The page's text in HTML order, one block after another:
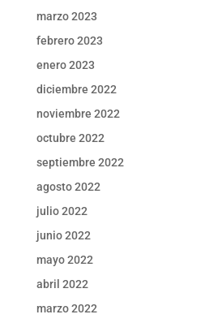
marzo 2023
febrero 2023
enero 2023
diciembre 2022
noviembre 2022
octubre 2022
septiembre 2022
agosto 2022
julio 2022
junio 2022
mayo 2022
abril 2022
marzo 2022